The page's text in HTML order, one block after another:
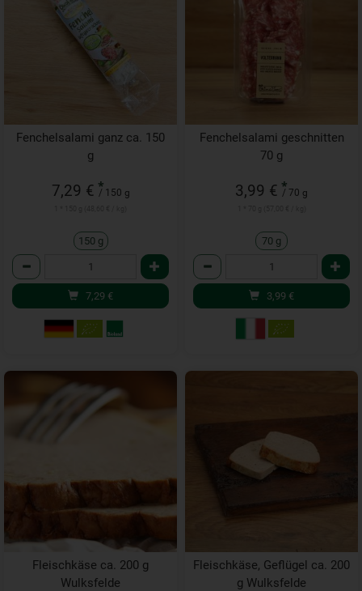
Fenchelsalami ganz ca. 150
g
7,29 € *
/ 150 g
150 g
Anzahl
7,29 €
Fenchelsalami geschnitten
70 g
3,99 € *
/ 70 g
70 g
Anzahl
3,99 €
Fleischkäse ca. 200 g
Wulksfelde
Fleischkäse, Geflügel ca. 200
g Wulksfelde